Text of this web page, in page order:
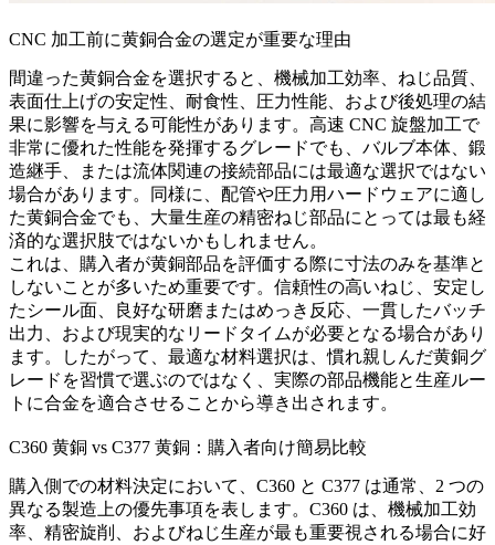
CNC 加工前に黄銅合金の選定が重要な理由
間違った黄銅合金を選択すると、機械加工効率、ねじ品質、
表面仕上げの安定性、耐食性、圧力性能、および後処理の結
果に影響を与える可能性があります。高速 CNC 旋盤加工で
非常に優れた性能を発揮するグレードでも、バルブ本体、鍛
造継手、または流体関連の接続部品には最適な選択ではない
場合があります。同様に、配管や圧力用ハードウェアに適し
た黄銅合金でも、大量生産の精密ねじ部品にとっては最も経
済的な選択肢ではないかもしれません。
これは、購入者が黄銅部品を評価する際に寸法のみを基準と
しないことが多いため重要です。信頼性の高いねじ、安定し
たシール面、良好な研磨またはめっき反応、一貫したバッチ
出力、および現実的なリードタイムが必要となる場合があり
ます。したがって、最適な材料選択は、慣れ親しんだ黄銅グ
レードを習慣で選ぶのではなく、実際の部品機能と生産ルー
トに合金を適合させることから導き出されます。
C360 黄銅 vs C377 黄銅：購入者向け簡易比較
購入側での材料決定において、C360 と C377 は通常、2 つの
異なる製造上の優先事項を表します。C360 は、機械加工効
率、精密旋削、およびねじ生産が最も重要視される場合に好